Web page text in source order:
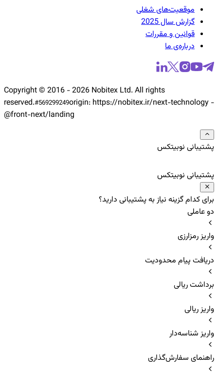
موقعیت‌های شغلی
گزارش سال 2025
قوانین و مقررات
درباره‌ی ما
Copyright © 2016 -2026 Nobitex Ltd. All rights
reserved.#569299249origin: https://nobitex.ir/next-technology -
@front-next/landing
پشتیبانی نوبیتکس
پشتیبانی نوبیتکس
برای کدام گزینه نیاز به پشتیبانی دارید؟
دو عاملی
واریز رمزارزی
دریافت پیام محدودیت
برداشت ریالی
واریز ریالی
واریز شناسه‌دار
راهنمای سفارش‌گذاری